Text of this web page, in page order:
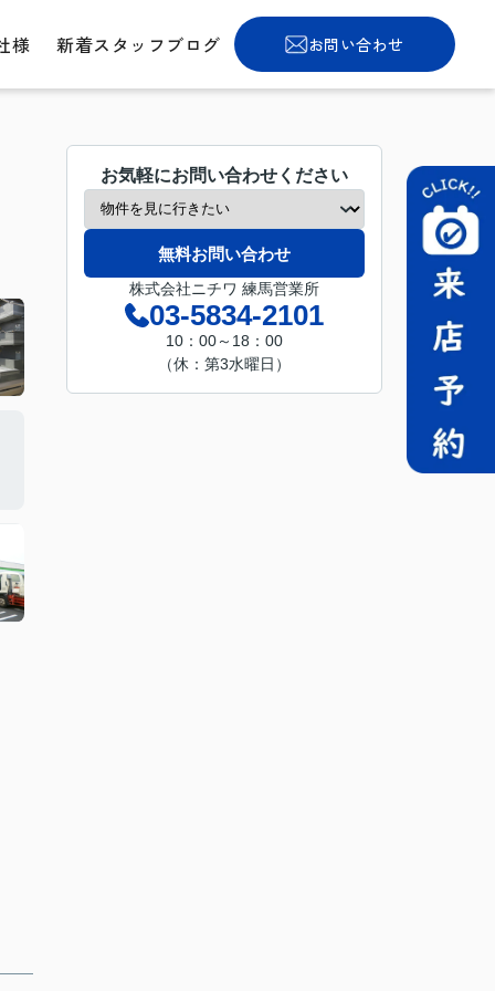
様 新着スタッフブログ お問い合わせ
お気軽にお問い合わせください
無料お問い合わせ
株式会社ニチワ 練馬営業所
03-5834-2101
10：00～18：00
（休：第3水曜日）